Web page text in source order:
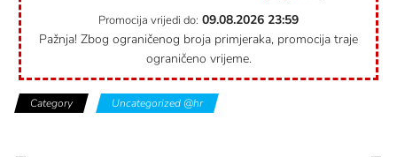
Promocija vrijedi do: 09.08.2026 23:59
Pažnja! Zbog ograničenog broja primjeraka, promocija traje
ograničeno vrijeme.
Category Uncategorized @hr